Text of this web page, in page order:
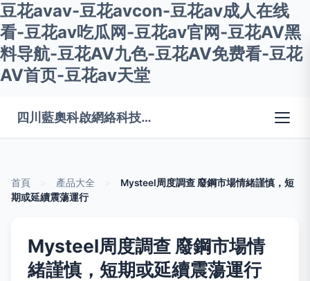
豆花avav-豆花avcon-豆花av成人在线
看-豆花av吃瓜网-豆花av官网-豆花AV黑
料导航-豆花AV九色-豆花AV免费看-豆花
AV首页-豆花av天堂
四川藍奧科啟網絡科技有限公司
首頁 產品大全
Mysteel周度調查 廢鋼市場情緒謹慎，短
期或延續震蕩運行
Mysteel周度調查 廢鋼市場情
緒謹慎，短期或延續震蕩運行